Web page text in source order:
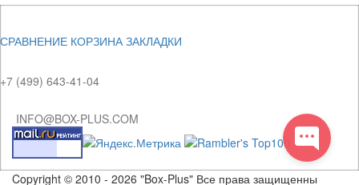
СРАВНЕНИЕ КОРЗИНАЗАКЛАДКИ
+7 (499) 643-41-04
INFO@BOX-PLUS.COM
Copyright © 2010 - 2026 "Box-Plus" Все права защищенны